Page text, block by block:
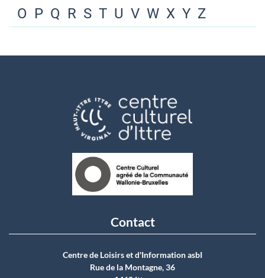
O P Q R S T U V W X Y Z
Contact
Centre de Loisirs et d'Information asbI
Rue de la Montagne, 36